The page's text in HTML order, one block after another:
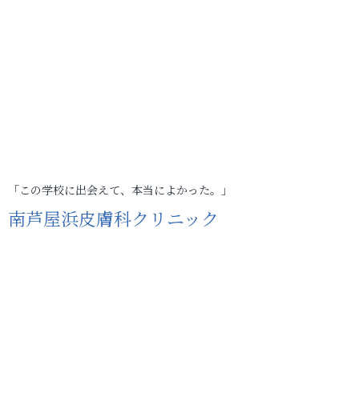
「この学校に出会えて、本当によかった。」
南芦屋浜皮膚科クリニック